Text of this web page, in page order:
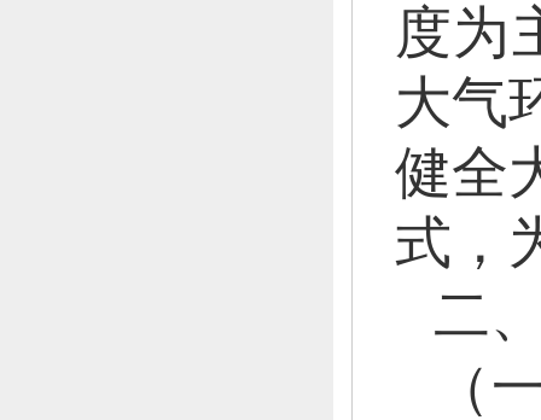
度为
大气
健全
式，
二
（